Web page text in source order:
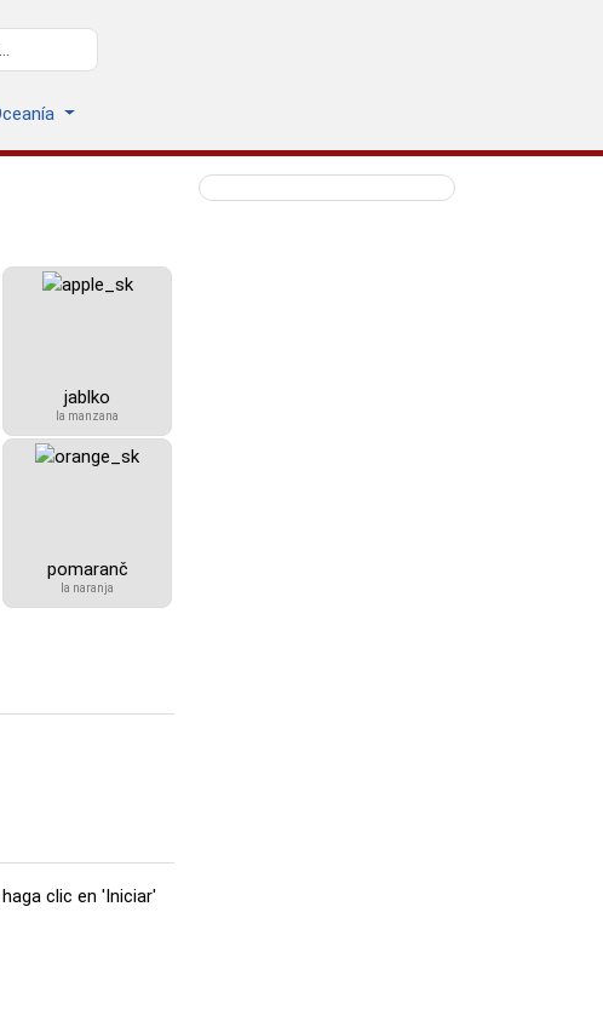
jablko
la manzana
pomaranč
la naranja
clic en 'Iniciar'